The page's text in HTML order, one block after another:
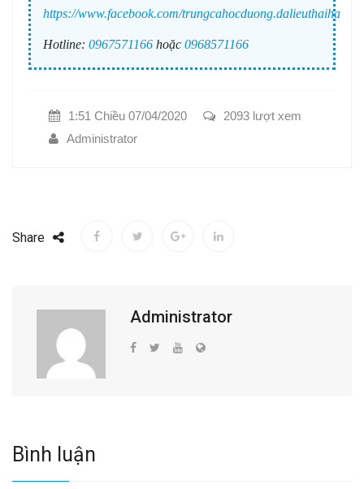
https://www.facebook.com/trungcahocduong.dalieuthaiha
Hotline: 0967571166 hoặc 0968571166
1:51 Chiều 07/04/2020
2093 lượt xem
Administrator
Share
Administrator
Bình luận